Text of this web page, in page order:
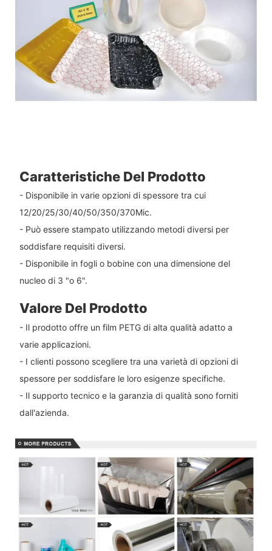
Caratteristiche Del Prodotto
- Disponibile in varie opzioni di spessore tra cui
12/20/25/30/40/50/350/370Mic.
- Può essere stampato utilizzando metodi diversi per
soddisfare requisiti diversi.
- Disponibile in fogli o bobine con una dimensione del
nucleo di 3 "o 6".
Valore Del Prodotto
- Il prodotto offre un film PETG di alta qualità adatto a
varie applicazioni.
- I clienti possono scegliere tra una varietà di opzioni di
spessore per soddisfare le loro esigenze specifiche.
- Il supporto tecnico e la garanzia di qualità sono forniti
dall'azienda.